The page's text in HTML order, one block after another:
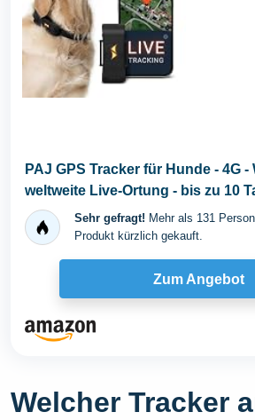
PAJ GPS Tracker für Hunde - 4G
weltweite Live-Ortung - bis zu 10
Sehr gefragt! Mehr als 131
Produkt kürzlich gekauft.
Zum Angebot
Welcher Tracker